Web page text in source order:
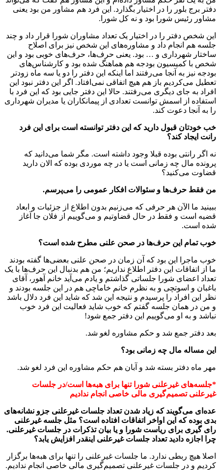
دفتر برج بلور را در اختیار بگذارد. این فرد هم مشاور من بود یعنی
مشاور رئیس شورا بود و نه کل شورا.
این شخص دفتر را در اختیار یک تعداد مشاوران شورا قرار داد و چند
جلسه هم انجام داد و مشاوره‌های این شخص نیز برای اصلاح
ساختار شهرداری و … بود. یعنی حرف‌ها، حرف‌های خوبی بود و این
شخص با کمیسیون بودجه هم هماهنگ شده بود و کارشناس‌های
بودجه نیز به آنجا می‌رفتند اما اینکه این دفتر را دو یا سه ماه زودتر
تعطیل می‌کردیم باز هم هیچ اتفاقی نمی‌افتاد. اگر این دفتر نبود این
افراد به جای دیگری می‌رفتند. حالا این دفتر جایی بود که این فرد با
استفاده از اسمش توانست تعدادی از پیمانکاران یا مدیران شهرداری
را به آنجا دعوت کند.
خب خودتان قبول دارید که این دفتر توانسته است برای این فرد
رانت ایجاد کند؟
نه اگر رانتی بوده قبلا وجود داشته است. مگر شما می‌دانید که
پرونده مال چه زمانی است یا در چه موردی بوده که الان دارید
قضاوت می‌کنید؟
من فقط حرف‌ها و سئوالات افکار عمومی را می‌پرسم.
ببینید ما الآن هر حرفی که می‌زنیم بدون اطلاع از جزئیات و ابعاد
قضیه است و فقط در حال قضاوتیم و می‌گوییم از فلان جا آغاز
شده است.
خوب تمام این حرف‌ها در صحن علنی مطرح شده است؟
خوب ماجرا این بود که آن زمان در صحن علنی بعضی‌ها گفته بودند
ما از اتفاقات این دفتر اطلاع نداریم؛ من هم بدنبال این حرف‌ها با یک
تعداد اعضای شورا جلساتی گذاشتم و یادم می‌آید خانم آهور، آقای
باغبان و اسوتچی و به نظرم خانم خاماچی هم در این جلسه بودند و
نظر این افراد را پرسیدم و نتیجه این شد که شاید این فرد دلال باشد
و من در همان جلسه گفتم که خوب شاید فعالیت این فرد خوب
نباشد و به او می‌گوییم این دفتر جمع شود!
بعد دفتر جمع شد و حکم مشاوره لغو شد.
این مساله مال چه زمانی بود؟
مهر ماه دفتر بسته شد و آبان هم حکم مشاوره این فرد لغو شد.
*جلسه‌های غیرعلنی شورا تنها برای هبه‌ها است/در جلسات
غیرعلنی تصمیم‌گیری مالی خاصی انجام ندادیم
عده‌ای می‌گویند که زیاد شدن تعداد جلسات غیرعلنی جزو نشانه‌های
بدی بوده که این اواخر اتفاقات افتاده است؟ مثل جلسه غیرعلنی
رای گیری برای ریاست شورا و یا بیان تذکرات در جلسات غیرعلنی.
چرا اجازه دادید تعداد جلسات غیرعلنی اینقدر افزایش یابد؟
اصلا هیچ ربطی ندارد. ما جلسات غیرعلنی را تنها برای هبه‌ها برگزار
کردیم و در جلسات غیرعلنی تصمیم‌گیری مالی خاصی انجام ندادیم.